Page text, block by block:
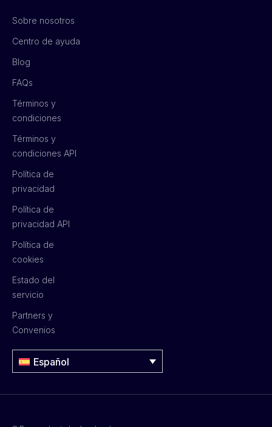
Sobre nosotros
Centro de ayuda
Blog
FAQs
Términos y
condiciones
Términos y
condiciones API
Política de
privacidad
Política de
privacidad API
Política de
cookies
Estado del
servicio
Partners y
Convenios
Español